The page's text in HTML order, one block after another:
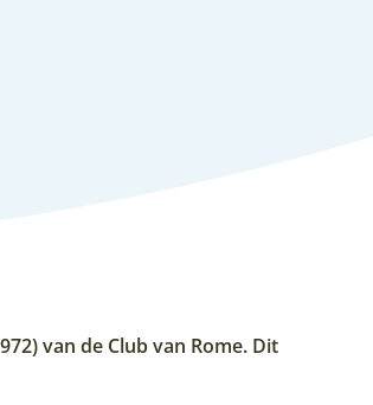
van de Club van Rome. Dit